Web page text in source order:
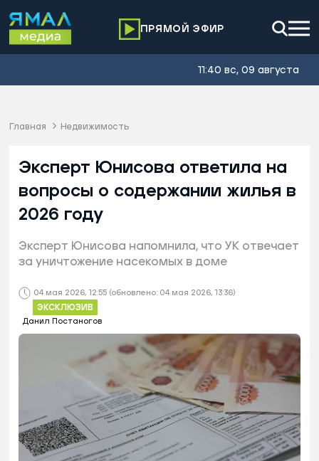
ПРЯМОЙ ЭФИР
11:40 вс, 09 августа
Главная Недвижимость
04 мая 2026, 12:55 (обновлено: 04 мая 2026, 13:36)
ЭКСКЛЮЗИВ
Данил Постаногов
Эксперт Юнисова ответила на
вопросы о содержании жилья в
2026 году
Эксперт Юнисова напомнила, что УК отвечает
за уничтожение насекомых в доме